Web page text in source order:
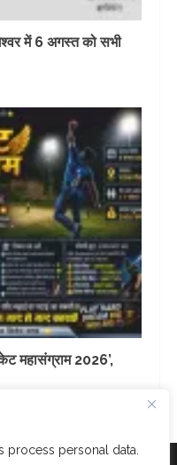
personal data.
में 6 अगस्त को सभी
महासंग्राम 2026’,